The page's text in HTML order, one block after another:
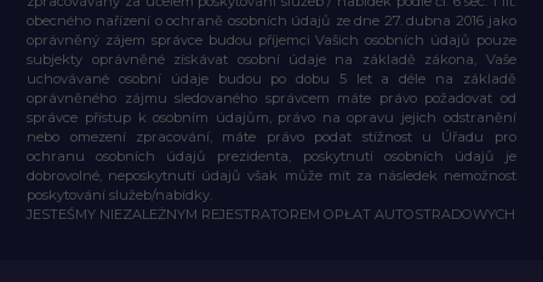
obecného nařízení o ochraně osobních údajů ze dne 27. dubna 2016 jako
oprávněný zájem správce budou příjemci Vašich osobních údajů pouze
subjekty oprávněné získávat osobní údaje na základě zákona, Vaše
uchovávané osobní údaje budou po dobu 5 let a déle na základě
oprávněného zájmu sledovaného správcem máte právo požadovat od
správce přístup k osobním údajům, právo na opravu jejich odstranění
nebo omezení zpracování, máte právo podat stížnost u Úřadu pro
ochranu osobních údajů prezidenta, poskytnutí osobních údajů je
dobrovolné, neposkytnutí údajů však může mít za následek nemožnost
poskytování služeb/nabídky.
JESTEŚMY NIEZALEŻNYM REJESTRATOREM OPŁAT AUTOSTRADOWYCH